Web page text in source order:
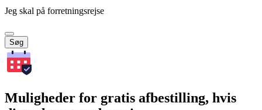
Jeg skal på forretningsrejse
Søg
Muligheder for gratis afbestilling, hvis